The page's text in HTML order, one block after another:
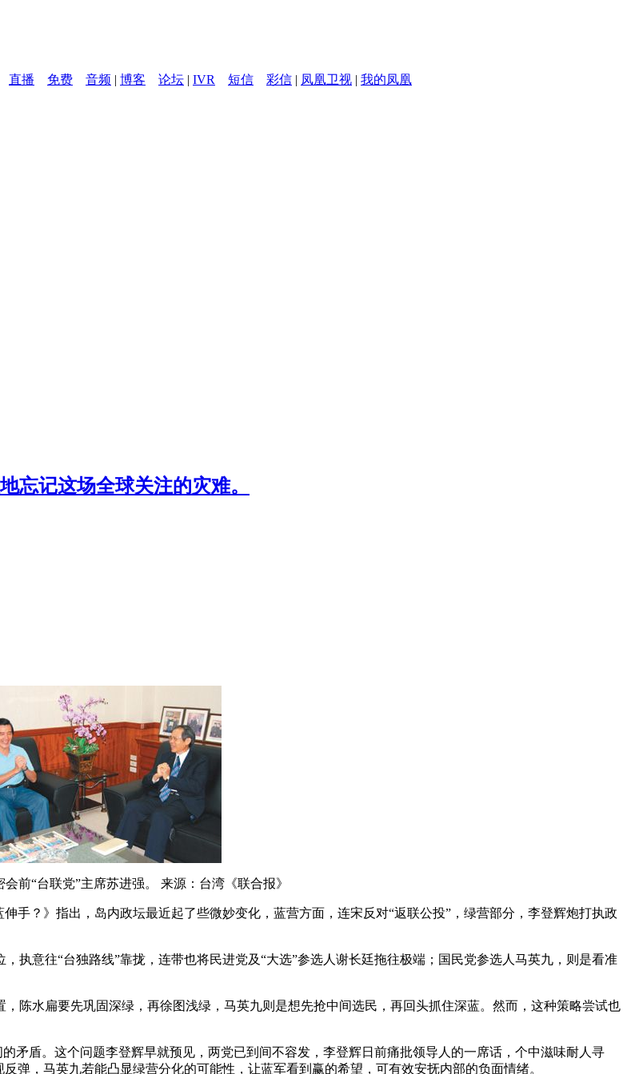
直播 免费 音频 | 博客 论坛 | IVR 短信 彩信 | 凤凰卫视 | 我的凤凰
忘记这场全球关注的灾难。
前“台联党”主席苏进强。 来源：台湾《联合报》
手？》指出，岛内政坛最近起了些微妙变化，蓝营方面，连宋反对“返联公投”，绿营部分，李登辉炮打执政
执意往“台独路线”靠拢，连带也将民进党及“大选”参选人谢长廷拖往极端；国民党参选人马英九，则是看准
陈水扁要先巩固深绿，再徐图浅绿，马英九则是想先抢中间选民，再回头抓住深蓝。然而，这种策略尝试也
矛盾。这个问题李登辉早就预见，两党已到间不容发，李登辉日前痛批领导人的一席话，个中滋味耐人寻
弹，马英九若能凸显绿营分化的可能性，让蓝军看到赢的希望，可有效安抚内部的负面情绪。